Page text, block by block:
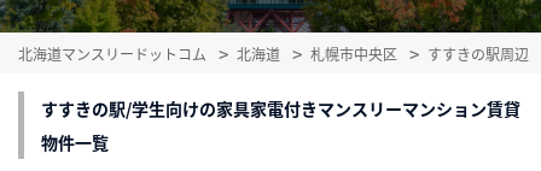
北海道マンスリードットコム 北海道 札幌市中央区 すすきの駅周辺
すすきの駅/学生向けの家具家電付きマンスリーマンション賃貸
物件一覧